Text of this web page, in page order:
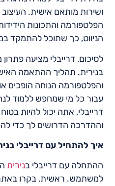
ושירות מותאם אישית. העיצוב
הפלטפורמה והתכונות
הניווט, כך שתוכל להתמקד
לסיכום, דרייבלי מציעה
בנירית. תהליך ההתאמה
והפלטפורמה הנוחה הופכים
עבור כל מי שמחפש ללמוד
דרייבלי, אתה יכול להיות
וההדרכה הדרושים לך כדי
איך להתחיל עם דרייבלי
ההתחלה עם דרייבלי בנירית
למשתמש. ראשית, בקרו באתר